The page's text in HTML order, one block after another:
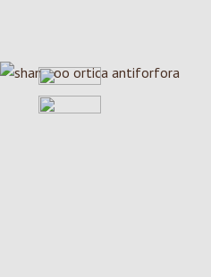
Salta la galleria di immagini